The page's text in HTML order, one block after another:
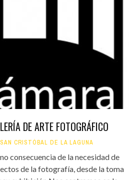
DE ARTE FOTOGRÁFICO
CRISTÓBAL DE LA LAGUNA
consecuencia de la necesidad de
de la fotografía, desde la toma